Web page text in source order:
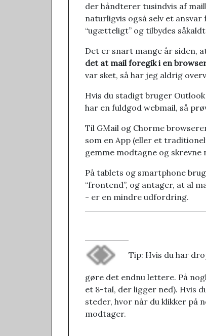
der håndterer tusindvis af
naturligvis også selv et
“ugætteligt” og tilbydes
Det er snart mange år siden,
det at mail foregik i en
var sket, så har jeg aldrig
Hvis du stadigt bruger
har en fuldgod webmail, så
Til GMail og Chorme
som en App (eller et
gemme modtagne og
På tablets og smartphone
“frontend”, og antager, at al
- er en mindre udfordring.
Tip: Hvis du har
gøre det endnu lettere. På
et 8-tal, der ligger ned). Hvis
steder, hvor når du klikker på
modtager.